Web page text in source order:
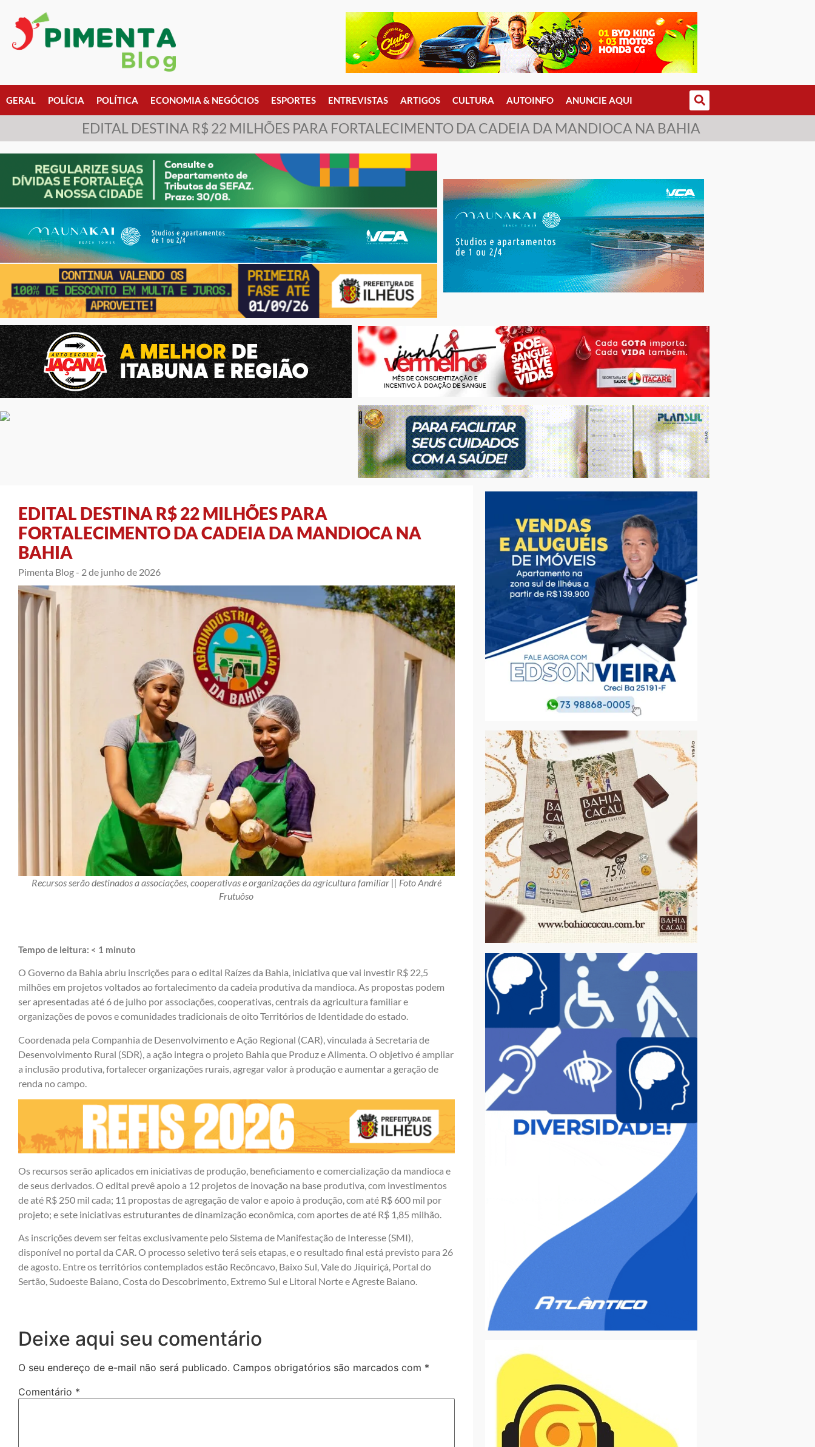
GERAL POLÍCIA POLÍTICA ECONOMIA & NEGÓCIOS ESPORTES ENTREVISTAS ARTIGOS CULTURA AUTOINFO ANUNCIE AQUI
EDITAL DESTINA R$ 22 MILHÕES PARA FORTALECIMENTO DA CADEIA DA MANDIOCA NA BAHIA
EDITAL DESTINA R$ 22 MILHÕES PARA
FORTALECIMENTO DA CADEIA DA MANDIOCA NA
BAHIA
Pimenta Blog - 2 de junho de 2026
Recursos serão destinados a associações, cooperativas e organizações da agricultura familiar || Foto André
Frutuôso
Tempo de leitura: < 1 minuto
O Governo da Bahia abriu inscrições para o edital Raízes da Bahia, iniciativa que vai investir R$ 22,5
milhões em projetos voltados ao fortalecimento da cadeia produtiva da mandioca. As propostas podem
ser apresentadas até 6 de julho por associações, cooperativas, centrais da agricultura familiar e
organizações de povos e comunidades tradicionais de oito Territórios de Identidade do estado.
Coordenada pela Companhia de Desenvolvimento e Ação Regional (CAR), vinculada à Secretaria de
Desenvolvimento Rural (SDR), a ação integra o projeto Bahia que Produz e Alimenta. O objetivo é ampliar
a inclusão produtiva, fortalecer organizações rurais, agregar valor à produção e aumentar a geração de
renda no campo.
Os recursos serão aplicados em iniciativas de produção, beneficiamento e comercialização da mandioca e
de seus derivados. O edital prevê apoio a 12 projetos de inovação na base produtiva, com investimentos
de até R$ 250 mil cada; 11 propostas de agregação de valor e apoio à produção, com até R$ 600 mil por
projeto; e sete iniciativas estruturantes de dinamização econômica, com aportes de até R$ 1,85 milhão.
As inscrições devem ser feitas exclusivamente pelo Sistema de Manifestação de Interesse (SMI),
disponível no portal da CAR. O processo seletivo terá seis etapas, e o resultado final está previsto para 26
de agosto. Entre os territórios contemplados estão Recôncavo, Baixo Sul, Vale do Jiquiriçá, Portal do
Sertão, Sudoeste Baiano, Costa do Descobrimento, Extremo Sul e Litoral Norte e Agreste Baiano.
Deixe aqui seu comentário
O seu endereço de e-mail não será publicado. Campos obrigatórios são marcados com *
Comentário *